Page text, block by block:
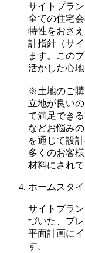
サイトプラ
全ての住宅
特性をおさ
計指針（サ
ます。この
活かした心
※土地のご
立地が良い
て満足でき
などお悩み
を通じて設
多くのお客
材料にされて
ホームスタ
サイトプラ
づいた、プ
平面計画に
す。